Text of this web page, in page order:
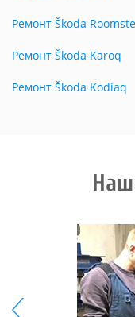
Ремонт Škoda
Ремонт Škoda Karoq
Ремонт Škoda Kodiaq